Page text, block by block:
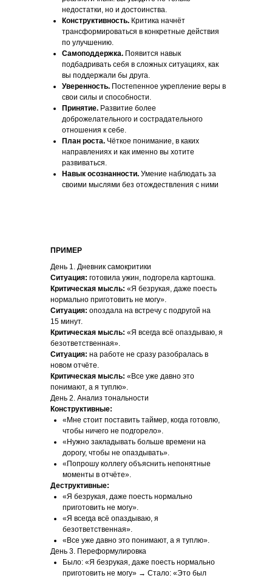
День 1. Дневник самокритики
Ситуация: готовила ужин, подгорела картошка.
Критическая мысль: «Я безрукая, даже поесть
нормально приготовить не могу».
Ситуация: опоздала на встречу с подругой на
15 минут.
Критическая мысль: «Я всегда всё опаздываю, я
безответственная».
Ситуация: на работе не сразу разобралась в
новом отчёте.
Критическая мысль: «Все уже давно это
понимают, а я туплю».
День 2. Анализ тональности
Конструктивные:
«Мне стоит поставить таймер, когда готовлю,
чтобы ничего не подгорело».
«Нужно закладывать больше времени на
дорогу, чтобы не опаздывать».
«Попрошу коллегу объяснить непонятные
моменты в отчёте».
Деструктивные:
«Я безрукая, даже поесть нормально
приготовить не могу».
«Я всегда всё опаздываю, я
безответственная».
«Все уже давно это понимают, а я туплю».
День 3. Переформулировка
Было: «Я безрукая, даже поесть нормально
приготовить не могу» → Стало: «Это был
недостатки, но и достоинства.
Конструктивность. Критика начнёт
трансформироваться в конкретные действия
по улучшению.
Самоподдержка. Появится навык
подбадривать себя в сложных ситуациях, как
вы поддержали бы друга.
Уверенность. Постепенное укрепление веры в
свои силы и способности.
Принятие. Развитие более
доброжелательного и сострадательного
отношения к себе.
План роста. Чёткое понимание, в каких
направлениях и как именно вы хотите
развиваться.
Навык осознанности. Умение наблюдать за
своими мыслями без отождествления с ними
ПРИМЕР